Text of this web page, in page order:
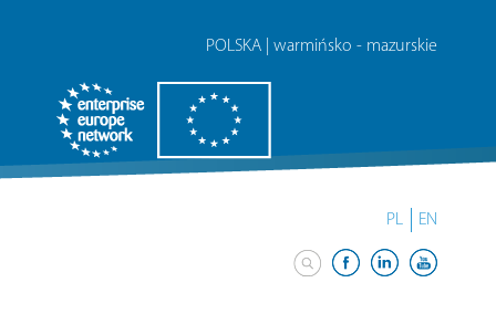
POLSKA | warmińsko - mazurskie
PL EN